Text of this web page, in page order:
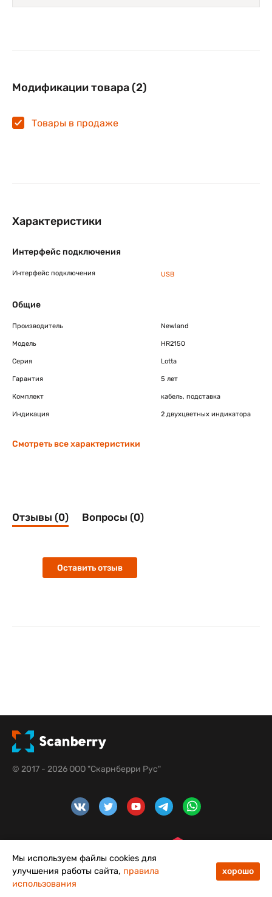
Модификации товара (2)
Товары в продаже
Характеристики
Интерфейс подключения
Интерфейс подключения USB
Общие
Производитель Newland
Модель HR2150
Серия Lotta
Гарантия 5 лет
Комплект кабель, подставка
Индикация 2 двухцветных индикатора
Смотреть все характеристики
Отзывы (0) Вопросы (0)
Оставить отзыв
© 2017 - 2026 ООО "Скарнберри Рус"
48
Мы используем файлы cookies для
улучшения работы сайта, правила
использования
хорошо